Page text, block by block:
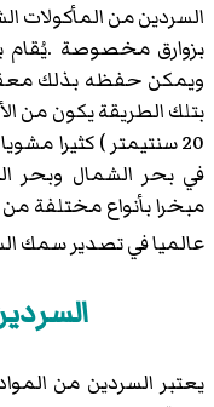
السردين من المأكولات
بزوارق مخصوصة .يُقام
ويمكن حفظه بذلك
بتلك الطريقة يكون من
20 سنتيمتر ) كثيرا مشويا في
في بحر الشمال وبحر
مبخرا بأنواع مختلفة
عالميا في تصدير سمك
يعتبر السردين من